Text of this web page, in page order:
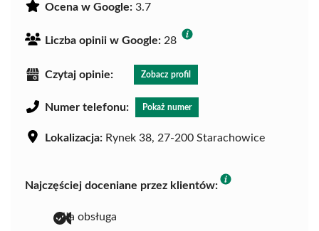
Ocena w Google: 3.7
Liczba opinii w Google: 28
Czytaj opinie: Zobacz profil
Numer telefonu: Pokaż numer
Lokalizacja: Rynek 38, 27-200 Starachowice
Najczęściej doceniane przez klientów:
miła obsługa